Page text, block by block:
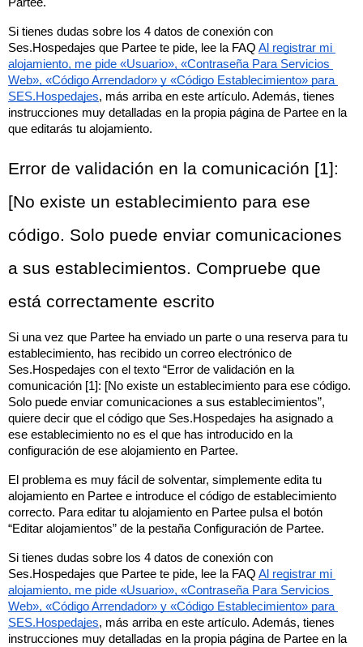
Si tienes dudas sobre los 4 datos de conexión con
Ses.Hospedajes que Partee te pide, lee la FAQ Al registrar mi
alojamiento, me pide «Usuario», «Contraseña Para Servicios
Web», «Código Arrendador» y «Código Establecimiento» para
SES.Hospedajes, más arriba en este artículo. Además, tienes
instrucciones muy detalladas en la propia página de Partee en la
que editarás tu alojamiento.
Error de validación en la comunicación [1]:
[No existe un establecimiento para ese
código. Solo puede enviar comunicaciones
a sus establecimientos. Compruebe que
está correctamente escrito
Si una vez que Partee ha enviado un parte o una reserva para tu
establecimiento, has recibido un correo electrónico de
Ses.Hospedajes con el texto “Error de validación en la
comunicación [1]: [No existe un establecimiento para ese código.
Solo puede enviar comunicaciones a sus establecimientos”,
quiere decir que el código que Ses.Hospedajes ha asignado a
ese establecimiento no es el que has introducido en la
configuración de ese alojamiento en Partee.
El problema es muy fácil de solventar, simplemente edita tu
alojamiento en Partee e introduce el código de establecimiento
correcto. Para editar tu alojamiento en Partee pulsa el botón
“Editar alojamientos” de la pestaña Configuración de Partee.
Si tienes dudas sobre los 4 datos de conexión con
Ses.Hospedajes que Partee te pide, lee la FAQ Al registrar mi
alojamiento, me pide «Usuario», «Contraseña Para Servicios
Web», «Código Arrendador» y «Código Establecimiento» para
SES.Hospedajes, más arriba en este artículo. Además, tienes
instrucciones muy detalladas en la propia página de Partee en la